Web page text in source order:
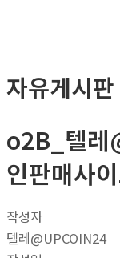
자유게시판
o2B_텔레
인판매사
작성자
텔레@UPCOIN24